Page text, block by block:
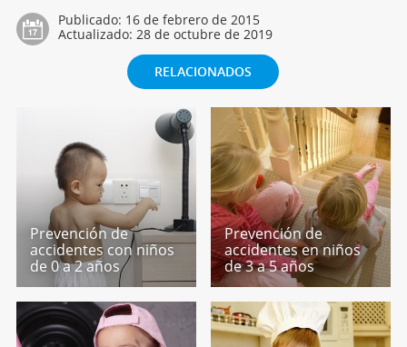
Publicado: 16 de febrero de 2015
Actualizado: 28 de octubre de 2019
RELACIONADOS
Prevención de
accidentes con niños
de 0 a 2 años
Prevención de
accidentes en niños
de 3 a 5 años